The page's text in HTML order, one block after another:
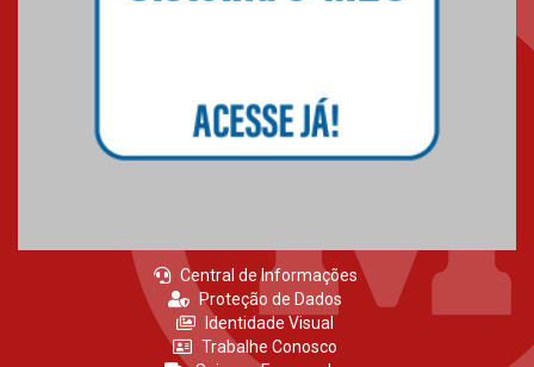
Central de Informações
Proteção de Dados
Identidade Visual
Trabalhe Conosco